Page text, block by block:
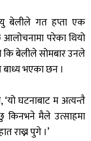
बेलीले गत हप्ता एक
आलोचनामा परेका थियो
कि बेलीले सोमबार उनले
बाध्य भएका छन ।
‘यो घटनाबाट म अत्यन्तै
किनभने मैले उत्साहमा
राख्न पुगे ।’